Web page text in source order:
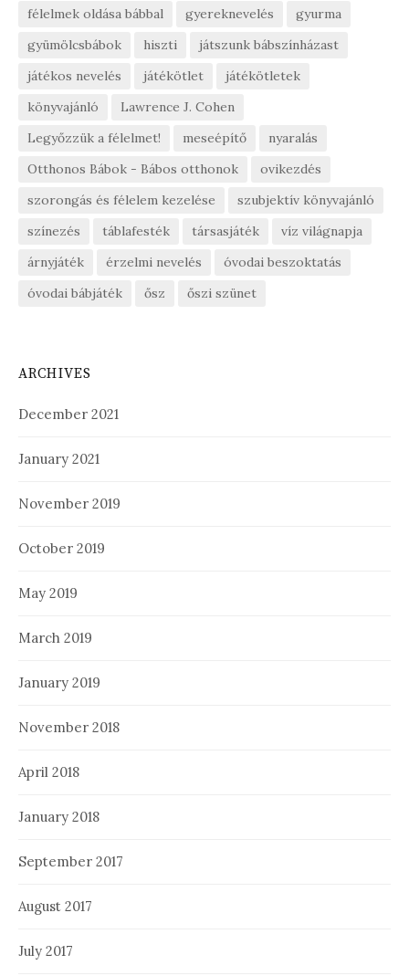
félelmek oldása bábbal gyereknevelés
gyurma
gyümölcsbábok
hiszti
játszunk bábszínházast
játékos nevelés
játékötlet
játékötletek
könyvajánló
Lawrence J. Cohen
Legyőzzük a félelmet!
meseépítő
nyaralás
Otthonos Bábok - Bábos otthonok
ovikezdés
szorongás és félelem kezelése
szubjektív könyvajánló
színezés
táblafesték társasjáték
víz világnapja
árnyjáték
érzelmi nevelés
óvodai beszoktatás
óvodai bábjáték
ősz őszi szünet
ARCHIVES
December 2021
January 2021
November 2019
October 2019
May 2019
March 2019
January 2019
November 2018
April 2018
January 2018
September 2017
August 2017
July 2017